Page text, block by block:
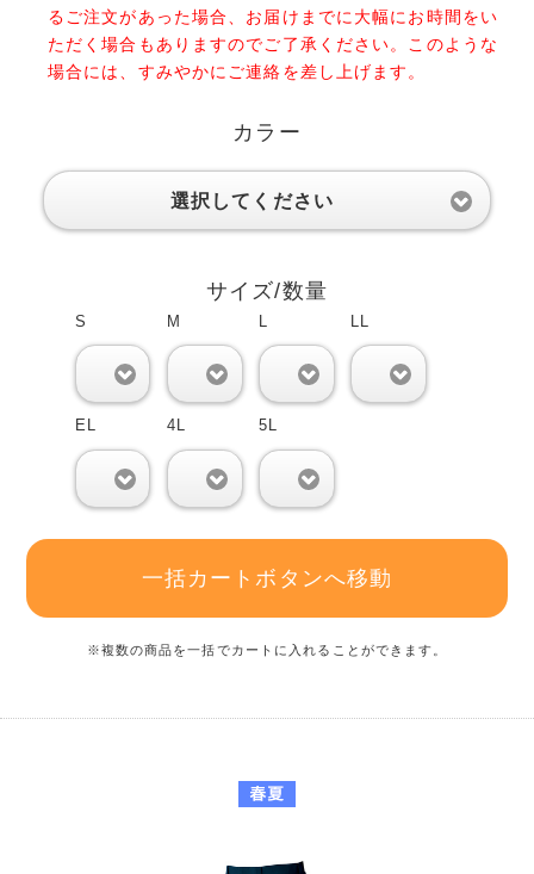
るご注文があった場合、お届けまでに大幅にお時間をい
ただく場合もありますのでご了承ください。このような
場合には、すみやかにご連絡を差し上げます。
カラー
選択してください
サイズ/数量
S M L LL
EL 4L 5L
一括カートボタンへ移動
※複数の商品を一括でカートに入れることができます。